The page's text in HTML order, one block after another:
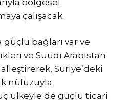
çalışacak.
güçlü bağları var ve
ve Suudi Arabistan
Suriye’deki
nüfuzuyla
ülkeyle de güçlü ticari